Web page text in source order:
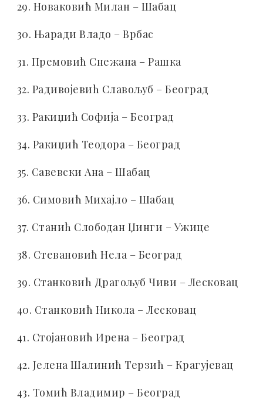
29. Новаковић Милан – Шабац
30. Њаради Владо – Врбас
31. Премовић Снежана – Рашка
32. Радивојевић Славољуб – Београд
33. Ракиџић Софија – Београд
34. Ракиџић Теодора – Београд
35. Савевски Ана – Шабац
36. Симовић Михајло – Шабац
37. Станић Слободан Џинги – Ужице
38. Стевановић Нела – Београд
39. Станковић Драгољуб Чиви – Лесковац
40. Станковић Никола – Лесковац
41. Стојановић Ирена – Београд
42. Јелена Шалинић Терзић – Крагујевац
43. Томић Владимир – Београд